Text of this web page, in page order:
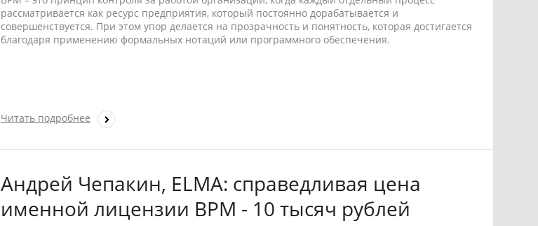
рассматривается как ресурс предприятия, который постоянно дорабатывается и
совершенствуется. При этом упор делается на прозрачность и понятность, которая достигается
благодаря применению формальных нотаций или программного обеспечения.
Читать подробнее
Андрей Чепакин, ELMA: справедливая цена
именной лицензии BPM - 10 тысяч рублей